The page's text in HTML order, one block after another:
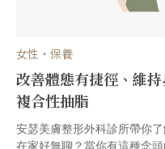
女性・保養
改善體態有捷徑、維
複合性抽脂
安瑟美膚整形外科診所帶你
在家好無聊？當你有這種念